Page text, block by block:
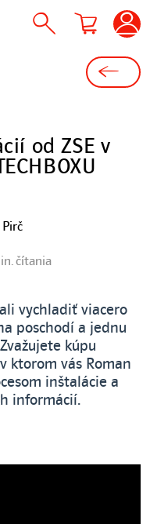
od ZSE v
čítania
vychladiť viacero
poschodí a jednu
kúpu
ktorom vás Roman
inštalácie a
informácií.